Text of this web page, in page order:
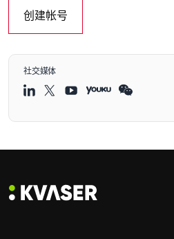
创建帐号
社交媒体